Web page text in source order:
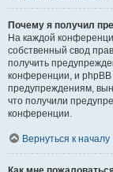
Почему я получил
На каждой
собственный свод
получить
конференции, и
предупреждениям,
что получили
конференции.
Вернуться к началу